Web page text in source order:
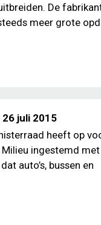
De
meer grote
26 juli 2015
heeft op
ingestemd
auto’s, bussen en